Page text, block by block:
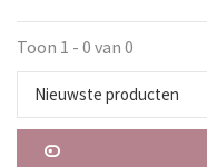
Toon 1 - 0 van 0
Nieuwste producten